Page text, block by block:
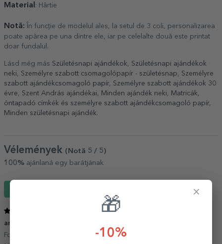
Material : Hârtie
Notă:
În funcție de modelul ales, la setul de 3 coli, personalizarea
poate apărea pe una dintre ele, iar pe celelalte două este printat
doar fundalul.
Lásd még más Születésnapi ajándékok
Születésnapi ajándékok
neki
Személyre szabott csomagolópapír - születésnap
Személyre
szabott ajándékcsomagoló papír, Személyre szabott ajándékok 30
évre
Szent András ajándékai Minden ajándék neki
Matricák,
öntapadó címkék és személyre szabott ajándékcsomagoló papír,
Minden születésnapi ajándék.
Vélemények (Notă 5 / 5)
100% ajánlaná egy barátjának
ambalaj personalizat
Forte bine realizat calitativ.
×
🎁
-10%